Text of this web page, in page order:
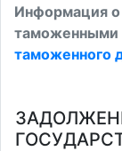
Информация о
таможенными
таможенного